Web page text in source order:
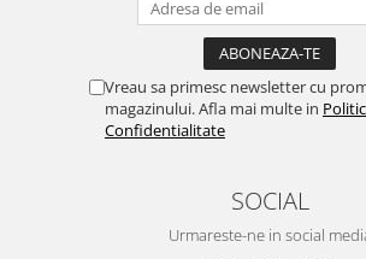
Vreau sa primesc newsletter cu
magazinului. Afla mai multe in
Confidentialitate
SOCIAL
Urmareste-ne in social